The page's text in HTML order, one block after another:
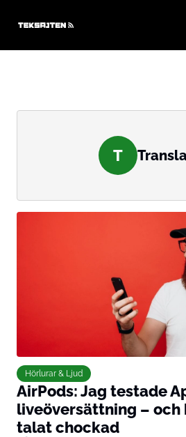
T
Hörlurar & Ljud
AirPods: Jag testade
liveöversättning –
talat chockad